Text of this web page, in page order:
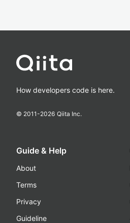
How developers code is here.
© 2011-2026 Qiita Inc.
Guide & Help
About
Terms
Privacy
Guideline